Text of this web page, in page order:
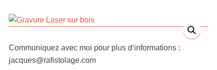
Communiquez avec moi pour plus d’informations :
jacques@rafistolage.com